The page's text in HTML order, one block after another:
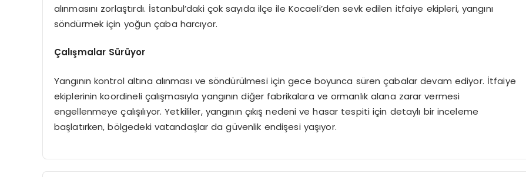
alınmasını zorlaştırdı. İstanbul’daki çok sayıda ilçe ile Kocaeli’den sevk edilen itfaiye ekipleri, yangını
söndürmek için yoğun çaba harcıyor.
Çalışmalar Sürüyor
Yangının kontrol altına alınması ve söndürülmesi için gece boyunca süren çabalar devam ediyor. İtfaiye
ekiplerinin koordineli çalışmasıyla yangının diğer fabrikalara ve ormanlık alana zarar vermesi
engellenmeye çalışılıyor. Yetkililer, yangının çıkış nedeni ve hasar tespiti için detaylı bir inceleme
başlatırken, bölgedeki vatandaşlar da güvenlik endişesi yaşıyor.